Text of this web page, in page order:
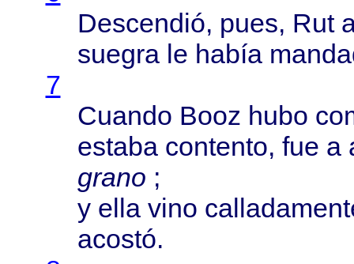
Descendió, pues, Rut
suegrale había
7
Cuando Booz hubo
estaba contento, fue a
grano ;
y ella vino
acostó.